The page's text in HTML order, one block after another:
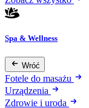
Spa & Wellness
Wróć
Fotele do masażu
Urządzenia
Zdrowie i uroda